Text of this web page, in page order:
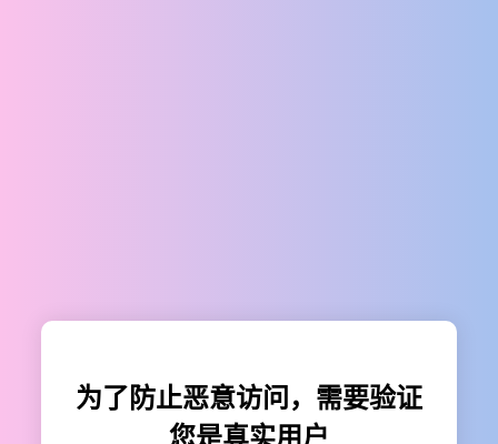
为了防止恶意访问，需要验证
您是真实用户